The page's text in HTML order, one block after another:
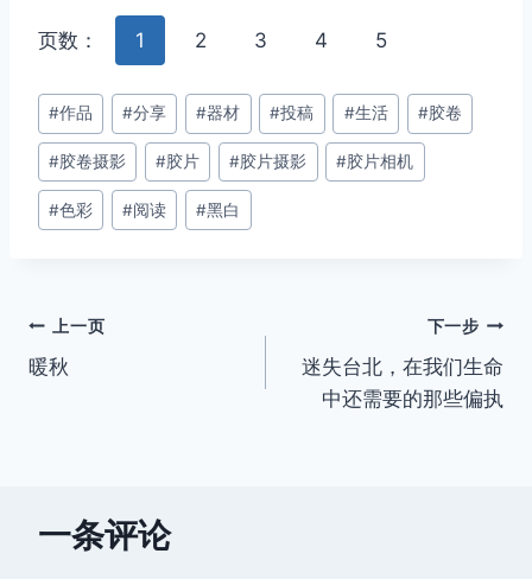
页数： 1 2 3 4 5
文
章
标
签：
#作品 #分享 #器材 #投稿 #生活 #胶卷
#胶卷摄影 #胶片 #胶片摄影 #胶片相机
#色彩 #阅读 #黑白
文
章
上一页
暖秋
下一步
迷失台北，在我们生命
中还需要的那些偏执
一条评论